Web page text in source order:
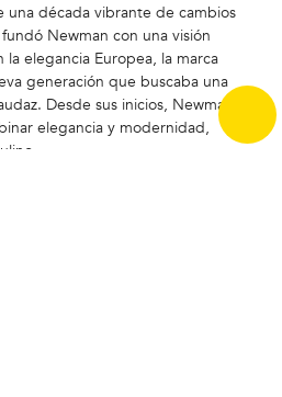
una década vibrante de cambios
Newman con una visión
elegancia Europea, la marca
generación que buscaba una
Desde sus inicios, Newman ha
elegancia y modernidad,